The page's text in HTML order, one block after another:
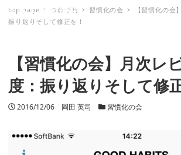
ミナトノキズナ
top page つれづれ 習慣化の会
【習慣化の会
振り返りそして修正を！
【習慣化の会】月次レ
度：振り返りそして修
投稿日
2016/12/06 著者
岡田 英司 カテゴリー
習慣化の会